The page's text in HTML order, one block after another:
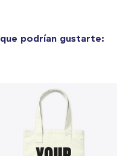
que podrían gustarte: